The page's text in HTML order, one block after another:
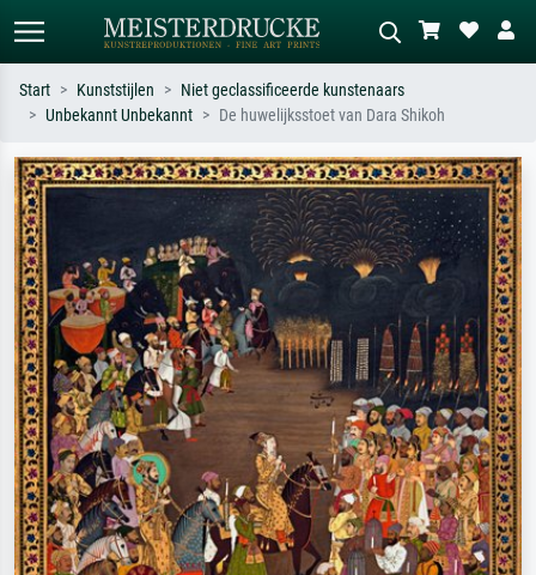
Zoek op kunstenaar, titel of stijl – bijv.
Monet, Sterrennacht, impressionisme,
Hokusai-golf, naakt.
Beschrijf de scène – bijv. groene
weide, abstract met veel rood, donker
olieverfschilderij, staand naakt naast
een boom.
Start Kunststijlen
Niet geclassificeerde kunstenaars
Unbekannt Unbekannt
De huwelijksstoet van Dara Shikoh